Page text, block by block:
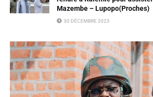
Mazembe – Lupopo(Proches)
30 DÉCEMBRE 2023